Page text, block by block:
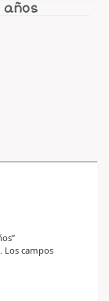
años
Los campos